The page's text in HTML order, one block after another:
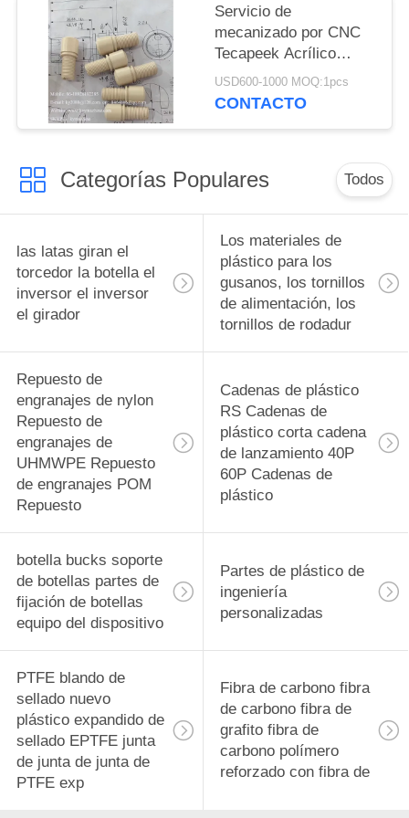
Tecapeek Tecapeek
Tecapeek Tecapeek
Tecapeek Tecapeek
Tecapeek Tecapeek
Tecapeek Tecapeek
Tecapeek Tecapeek
Tecapeek Tecapeek
Tecapeek Tecapeek
Tecapeek Tecapeek
Tecapeek Tecapeek
Tecapeek Tecapeek
Tecapeek Tecap
China fabricante China
fábrica China productor
Servicio de
mecanizado por CNC
Tecapeek Acrílico
PMMA PVC POM ABS
Nylon PEEK Partes de
fabricante China
fábrica China productor
USD600-1000 MOQ:1pcs
CONTACTO
Categorías Populares Todos
las latas giran el
torcedor la botella el
inversor el inversor
el girador
Los materiales de
plástico para los
gusanos, los tornillos
de alimentación, los
tornillos de rodadur
Repuesto de
engranajes de nylon
Repuesto de
engranajes de
UHMWPE Repuesto
de engranajes POM
Repuesto
Cadenas de plástico
RS Cadenas de
plástico corta cadena
de lanzamiento 40P
60P Cadenas de
plástico
botella bucks soporte
de botellas partes de
fijación de botellas
equipo del dispositivo
Partes de plástico de
ingeniería
personalizadas
PTFE blando de
sellado nuevo
plástico expandido de
sellado EPTFE junta
de junta de junta de
PTFE exp
Fibra de carbono fibra
de carbono fibra de
grafito fibra de
carbono polímero
reforzado con fibra de